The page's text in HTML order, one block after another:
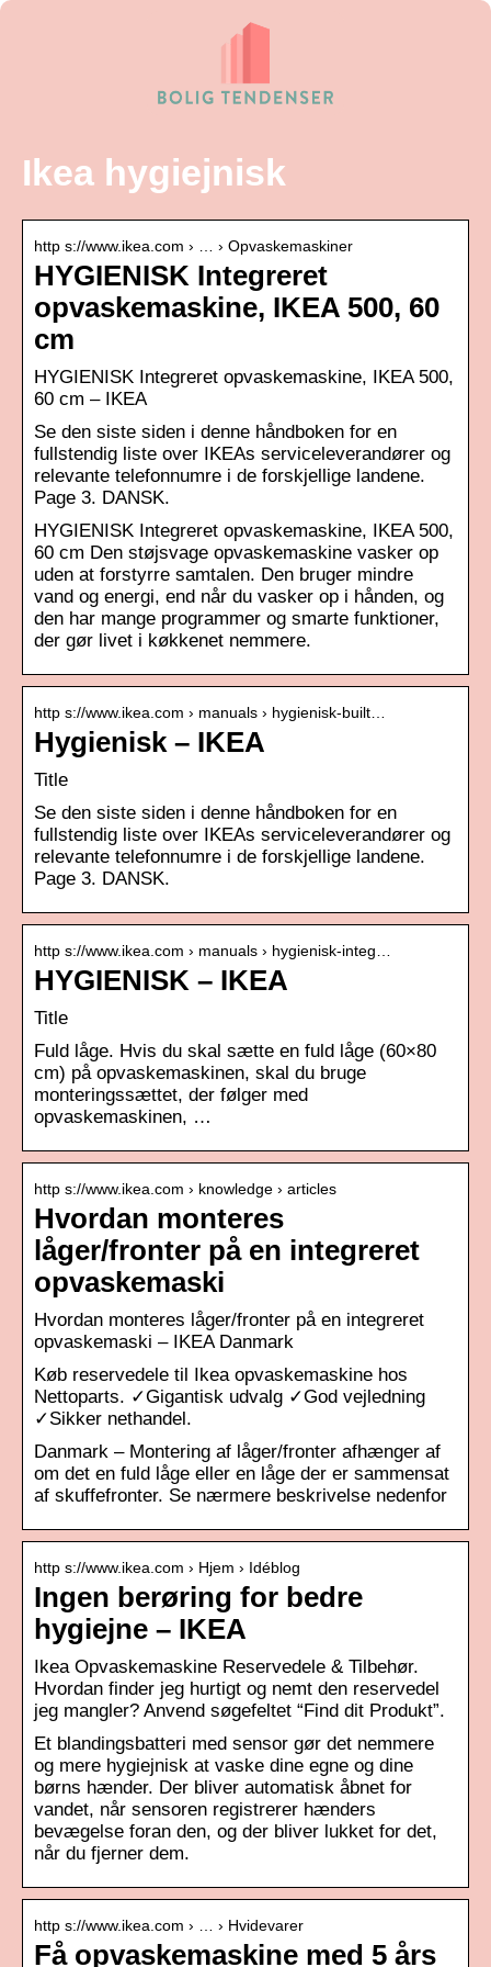
Ikea hygiejnisk
http s://www.ikea.com › … › Opvaskemaskiner
HYGIENISK Integreret
opvaskemaskine, IKEA 500, 60
cm
HYGIENISK Integreret opvaskemaskine, IKEA 500,
60 cm – IKEA
Se den siste siden i denne håndboken for en
fullstendig liste over IKEAs serviceleverandører og
relevante telefonnumre i de forskjellige landene.
Page 3. DANSK.
HYGIENISK Integreret opvaskemaskine, IKEA 500,
60 cm Den støjsvage opvaskemaskine vasker op
uden at forstyrre samtalen. Den bruger mindre
vand og energi, end når du vasker op i hånden, og
den har mange programmer og smarte funktioner,
der gør livet i køkkenet nemmere.
http s://www.ikea.com › manuals › hygienisk-built…
Hygienisk – IKEA
Title
Se den siste siden i denne håndboken for en
fullstendig liste over IKEAs serviceleverandører og
relevante telefonnumre i de forskjellige landene.
Page 3. DANSK.
http s://www.ikea.com › manuals › hygienisk-integ…
HYGIENISK – IKEA
Title
Fuld låge. Hvis du skal sætte en fuld låge (60×80
cm) på opvaskemaskinen, skal du bruge
monteringssættet, der følger med
opvaskemaskinen, …
http s://www.ikea.com › knowledge › articles
Hvordan monteres
låger/fronter på en integreret
opvaskemaski
Hvordan monteres låger/fronter på en integreret
opvaskemaski – IKEA Danmark
Køb reservedele til Ikea opvaskemaskine hos
Nettoparts. ✓Gigantisk udvalg ✓God vejledning
✓Sikker nethandel.
Danmark – Montering af låger/fronter afhænger af
om det en fuld låge eller en låge der er sammensat
af skuffefronter. Se nærmere beskrivelse nedenfor
http s://www.ikea.com › Hjem › Idéblog
Ingen berøring for bedre
hygiejne – IKEA
Ikea Opvaskemaskine Reservedele & Tilbehør.
Hvordan finder jeg hurtigt og nemt den reservedel
jeg mangler? Anvend søgefeltet “Find dit Produkt”.
Et blandingsbatteri med sensor gør det nemmere
og mere hygiejnisk at vaske dine egne og dine
børns hænder. Der bliver automatisk åbnet for
vandet, når sensoren registrerer hænders
bevægelse foran den, og der bliver lukket for det,
når du fjerner dem.
http s://www.ikea.com › … › Hvidevarer
Få opvaskemaskine med 5 års